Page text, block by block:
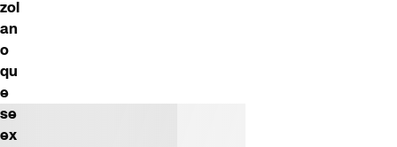
zol
an
o
qu
e
se
ex